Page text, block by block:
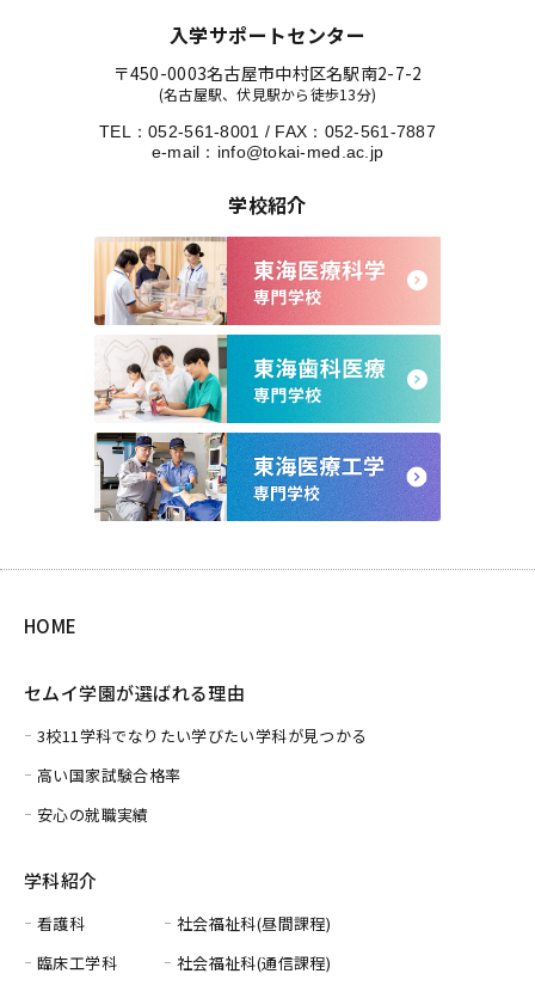
入学サポートセンター
〒450-0003名古屋市中村区名駅南2-7-2
(名古屋駅、伏見駅から徒歩13分)
TEL：052-561-8001 / FAX：052-561-7887
e-mail： info@tokai-med.ac.jp
学校紹介
HOME
セムイ学園が選ばれる理由
3校11学科でなりたい学びたい学科が見つかる
高い国家試験合格率
安心の就職実績
学科紹介
看護科
臨床工学科
社会福祉科(昼間課程)
社会福祉科(通信課程)